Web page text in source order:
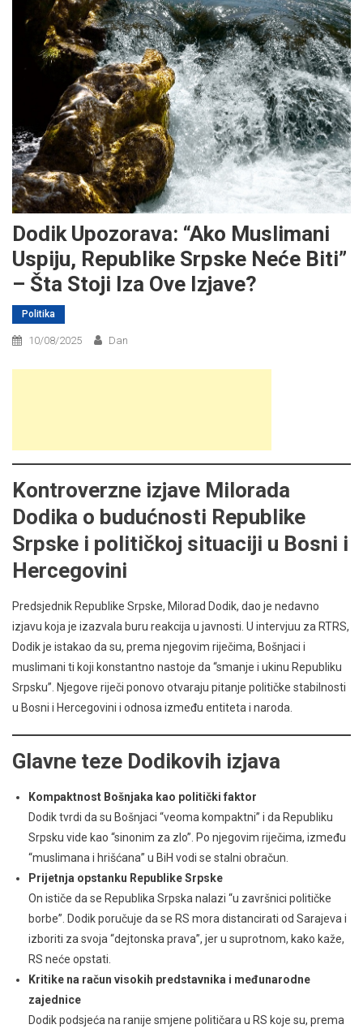
Dodik Upozorava: “Ako Muslimani
Uspiju, Republike Srpske Neće Biti”
– Šta Stoji Iza Ove Izjave?
Politika
10/08/2025 Dan
Kontroverzne izjave Milorada
Dodika o budućnosti Republike
Srpske i političkoj situaciji u Bosni i
Hercegovini
Predsjednik Republike Srpske, Milorad Dodik, dao je nedavno
izjavu koja je izazvala buru reakcija u javnosti. U intervjuu za RTRS,
Dodik je istakao da su, prema njegovim riječima, Bošnjaci i
muslimani ti koji konstantno nastoje da “smanje i ukinu Republiku
Srpsku”. Njegove riječi ponovo otvaraju pitanje političke stabilnosti
u Bosni i Hercegovini i odnosa između entiteta i naroda.
Glavne teze Dodikovih izjava
Kompaktnost Bošnjaka kao politički faktor
Dodik tvrdi da su Bošnjaci “veoma kompaktni” i da Republiku
Srpsku vide kao “sinonim za zlo”. Po njegovim riječima, između
“muslimana i hrišćana” u BiH vodi se stalni obračun.
Prijetnja opstanku Republike Srpske
On ističe da se Republika Srpska nalazi “u završnici političke
borbe”. Dodik poručuje da se RS mora distancirati od Sarajeva i
izboriti za svoja “dejtonska prava”, jer u suprotnom, kako kaže,
RS neće opstati.
Kritike na račun visokih predstavnika i međunarodne
zajednice
Dodik podsjeća na ranije smjene političara u RS koje su, prema